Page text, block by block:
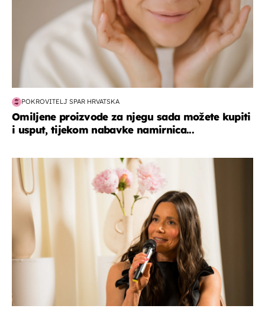
POKROVITELJ SPAR HRVATSKA
Omiljene proizvode za njegu sada možete kupiti
i usput, tijekom nabavke namirnica...
moda & ljepota